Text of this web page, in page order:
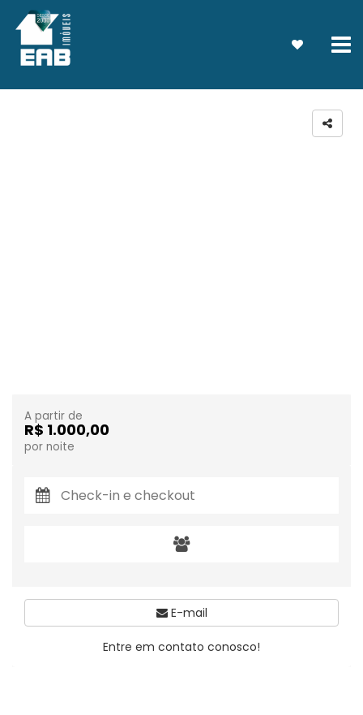
A partir de
R$ 1.000,00
por noite
E-mail
Entre em contato conosco!